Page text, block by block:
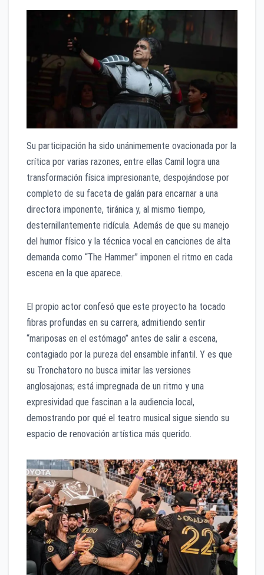
Su participación ha sido unánimemente ovacionada por la
crítica por varias razones, entre ellas Camil logra una
transformación física impresionante, despojándose por
completo de su faceta de galán para encarnar a una
directora imponente, tiránica y, al mismo tiempo,
desternillantemente ridícula. Además de que su manejo
del humor físico y la técnica vocal en canciones de alta
demanda como “The Hammer” imponen el ritmo en cada
escena en la que aparece.
El propio actor confesó que este proyecto ha tocado
fibras profundas en su carrera, admitiendo sentir
“mariposas en el estómago” antes de salir a escena,
contagiado por la pureza del ensamble infantil. Y es que
su Tronchatoro no busca imitar las versiones
anglosajonas; está impregnada de un ritmo y una
expresividad que fascinan a la audiencia local,
demostrando por qué el teatro musical sigue siendo su
espacio de renovación artística más querido.